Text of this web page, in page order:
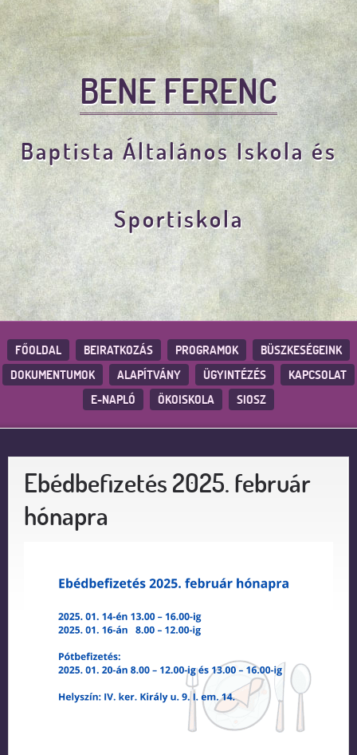
BENE FERENC
Baptista Általános Iskola és
Sportiskola
FŐOLDAL BEIRATKOZÁS PROGRAMOK
BÜSZKESÉGEINK
DOKUMENTUMOK
ALAPÍTVÁNY ÜGYINTÉZÉS
KAPCSOLAT
E-NAPLÓ
ÖKOISKOLA SIOSZ
Ebédbefizetés 2025. február
hónapra